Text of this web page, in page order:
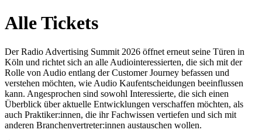
Alle Tickets
Der Radio Advertising Summit 2026 öffnet erneut seine Türen in
Köln und richtet sich an alle Audiointeressierten, die sich mit der
Rolle von Audio entlang der Customer Journey befassen und
verstehen möchten, wie Audio Kaufentscheidungen beeinflussen
kann. Angesprochen sind sowohl Interessierte, die sich einen
Überblick über aktuelle Entwicklungen verschaffen möchten, als
auch Praktiker:innen, die ihr Fachwissen vertiefen und sich mit
anderen Branchenvertreter:innen austauschen wollen.